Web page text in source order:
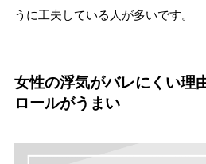
うに工夫している人が多いです。
女性の浮気がバレにくい理
ロールがうまい